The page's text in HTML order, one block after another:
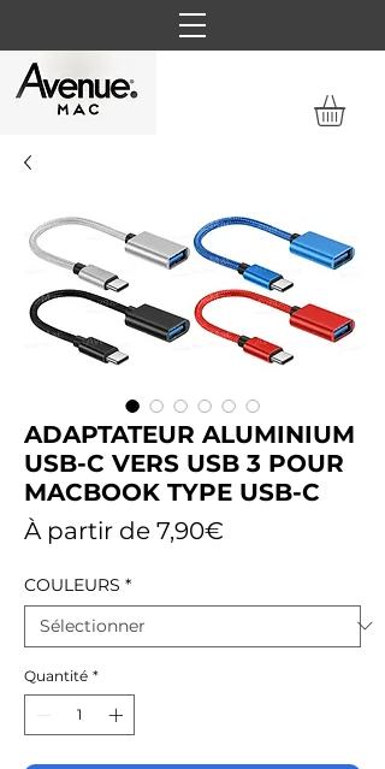
ADAPTATEUR ALUMINIUM
USB-C VERS USB 3 POUR
MACBOOK TYPE USB-C
À partir de 7,90€
COULEURS *
Quantité *